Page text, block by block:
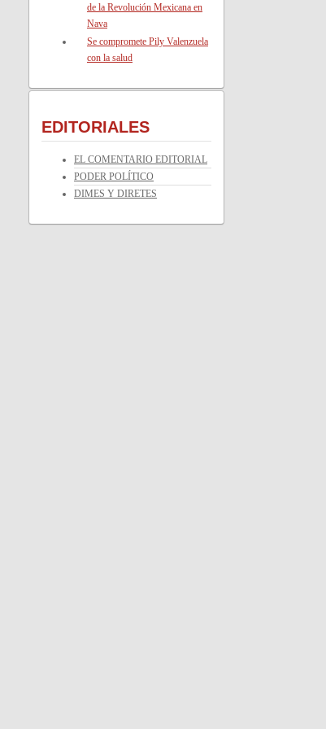
de la Revolución Mexicana en
Nava
Se compromete Pily Valenzuela
con la salud
EDITORIALES
EL COMENTARIO EDITORIAL
PODER POLÍTICO
DIMES Y DIRETES